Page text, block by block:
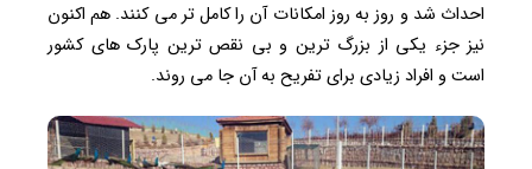
احداث شد و روز به روز امکانات آن را کامل تر می کنند. هم اکنون
نیز جزء یکی از بزرگ ترین و بی نقص ترین پارک های کشور
است و افراد زیادی برای تفریح به آن جا می روند.